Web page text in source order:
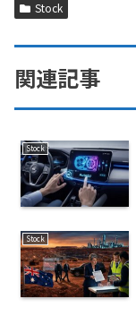
Stock
関連記事
Stock
Stock